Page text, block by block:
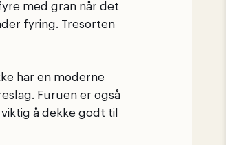
med gran når det
fyring. Tresorten
har en moderne
Furuen er også
å dekke godt til